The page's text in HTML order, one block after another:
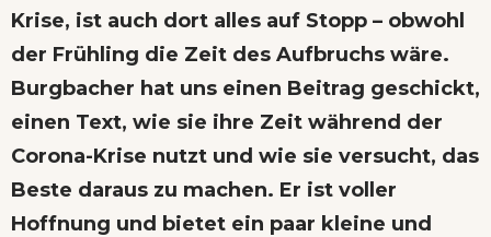
Krise, ist auch dort alles auf Stopp – obwohl
der Frühling die Zeit des Aufbruchs wäre.
Burgbacher hat uns einen Beitrag geschickt,
einen Text, wie sie ihre Zeit während der
Corona-Krise nutzt und wie sie versucht, das
Beste daraus zu machen. Er ist voller
Hoffnung und bietet ein paar kleine und